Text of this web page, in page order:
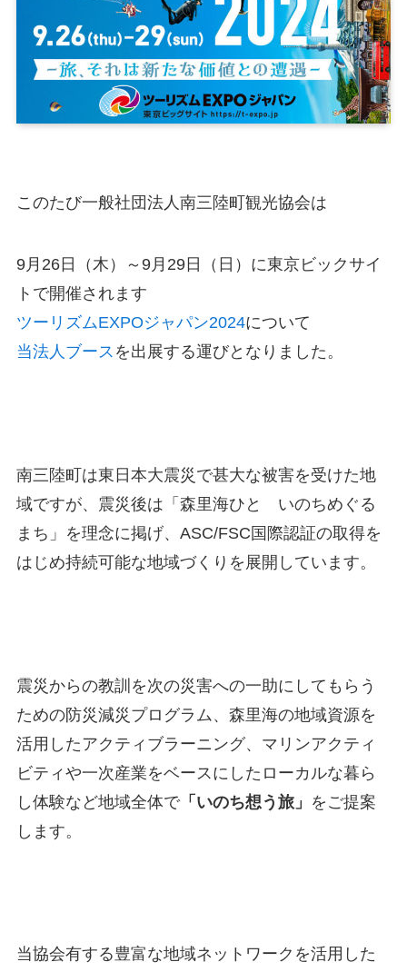
このたび一般社団法人南三陸町観光協会は
9月26日（木）～9月29日（日）に東京ビックサイ
トで開催されます
ツーリズムEXPOジャパン2024について
当法人ブース を出展する運びとなりました。
南三陸町は東日本大震災で甚大な被害を受けた地
域ですが、 震災後は「森里海ひと いのちめぐる
まち」を理念に掲げ、 ASC/FSC国際認証の取得を
はじめ持続可能な地域づくりを展開しています。
震災からの教訓を次の災害への一助にしてもらう
ための防災減災プログラム、 森里海の地域資源を
活用したアクティブラーニング、 マリンアクティ
ビティや一次産業をベースにしたローカルな暮ら
し体験など地域全体で「いのち想う旅」 をご提案
します。
当協会有する豊富な地域ネットワークを活用した